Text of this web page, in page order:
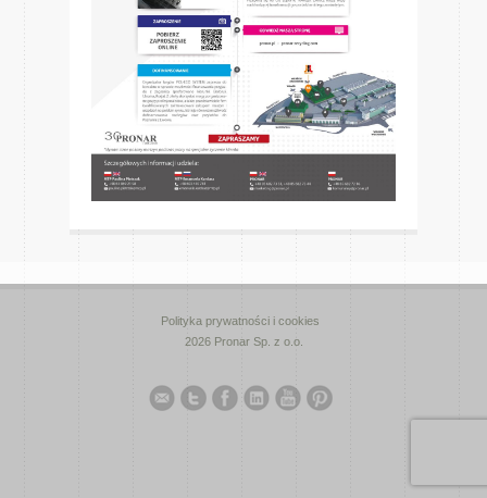
Polityka prywatności i cookies
2026 Pronar Sp. z o.o.